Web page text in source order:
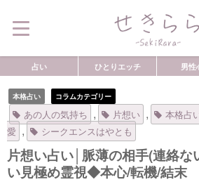
占い ひとりエッチ 男性
本格占い コラムカテゴリー
あの人の気持ち , 片想い , 本格占
愛 , シークエンスはやとも
片想い占い│脈薄の相手(連絡な
い見極め霊視◆本心/転機/結末